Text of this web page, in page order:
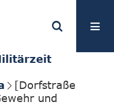
[Dorfstraße
und